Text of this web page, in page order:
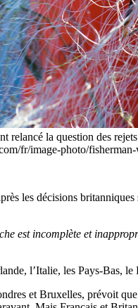
relancé la question des
fr/image-photo/
les décisions
est incomplète et
l’Italie, les Pays-Bas,
et Bruxelles, prévoit